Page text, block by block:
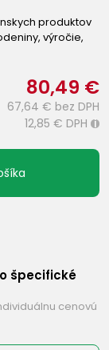
produktov
výročie,
80,49 €
67,64 € bez DPH
12,85 € DPH i
špecifické
cenovú